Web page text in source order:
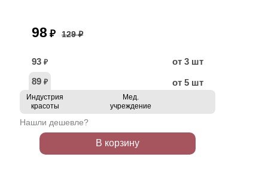
98 ₽ 129 ₽
93 ₽
от 3 шт
89 ₽ от 5 шт
Индустрия
красоты
Мед.
учреждение
Нашли дешевле?
В корзину